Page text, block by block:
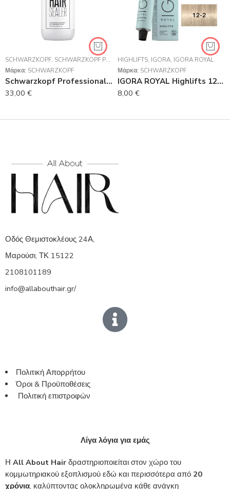
SCHWARZKOPF, SCHWARZKOPF PROFESSIONAL
Μάρκα: SCHWARZKOPF
Schwarzkopf Professional Hair Sealer
33,00 €
HIGHLIFTS, IGORA, IGORA ROYAL
Μάρκα: SCHWARZKOPF
IGORA ROYAL Highlifts 12-2 Ξανθιστικό Φυμέ 60 ml
8,00 €
Οδός Θεμιστοκλέους 24Α,
Μαρούσι, ΤΚ 15122
2108101189
info@allabouthair.gr/
Πολιτική Απορρήτου
Όροι & Προϋποθέσεις
Πολιτική επιστροφών
Λίγα λόγια για εμάς
Η All About Hair δραστηριοποιείται στον χώρο του
κομμωτηριακού εξοπλισμού εδώ και περισσότερα από 20
χρόνια, καλύπτοντας ολοκληρωμένα κάθε ανάγκη